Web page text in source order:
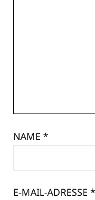
NAME*
E-MAIL-ADRESSE*